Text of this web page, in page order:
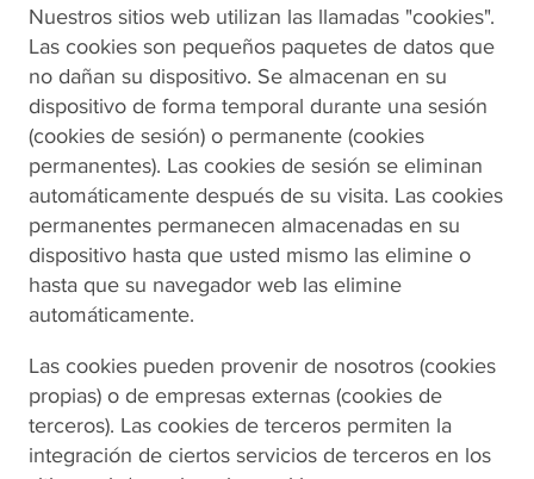
Nuestros sitios web utilizan las llamadas "cookies".
Las cookies son pequeños paquetes de datos que
no dañan su dispositivo. Se almacenan en su
dispositivo de forma temporal durante una sesión
(cookies de sesión) o permanente (cookies
permanentes). Las cookies de sesión se eliminan
automáticamente después de su visita. Las cookies
permanentes permanecen almacenadas en su
dispositivo hasta que usted mismo las elimine o
hasta que su navegador web las elimine
automáticamente.
Las cookies pueden provenir de nosotros (cookies
propias) o de empresas externas (cookies de
terceros). Las cookies de terceros permiten la
integración de ciertos servicios de terceros en los